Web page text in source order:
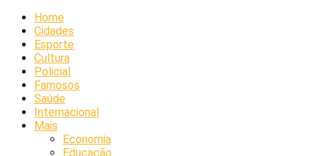
Home
Cidades
Esporte
Cultura
Policial
Famosos
Saúde
Internacional
Mais
Economia
Educação